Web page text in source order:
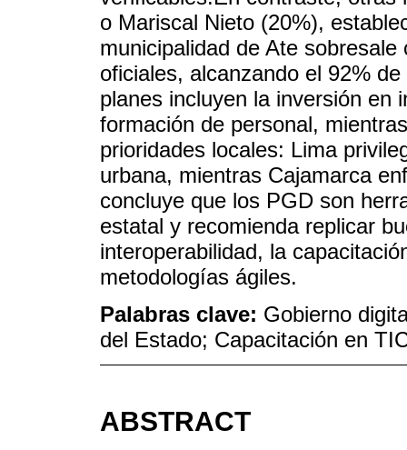
o Mariscal Nieto (20%),
municipalidad de Ate
oficiales, alcanzando el 92%
planes incluyen la inversión en
formación de personal,
prioridades locales: Lima
urbana, mientras Cajamarca
concluye que los PGD son
estatal y recomienda replicar
interoperabilidad, la
metodologías ágiles.
Palabras clave: Gobierno
del Estado; Capacitación en
ABSTRACT